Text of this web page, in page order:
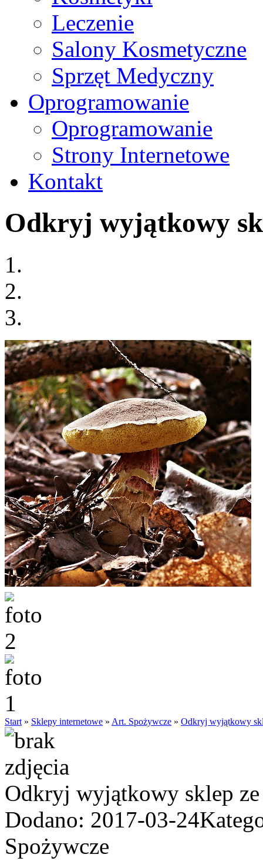
Leczenie
Salony Kosmetyczne
Sprzęt Medyczny
Oprogramowanie
Oprogramowanie
Strony Internetowe
Kontakt
Odkryj wyjątkowy
Start » Sklepy internetowe » Art. Spożywcze » Odkryj wyjątkowy
Odkryj wyjątkowy sklep
Dodano: 2017-03-24
Spożywcze